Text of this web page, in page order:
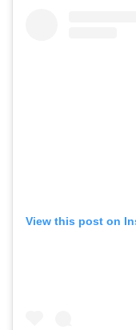
View this post on